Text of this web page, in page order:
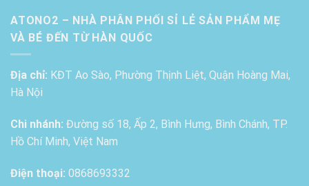
ATONO2 – NHÀ PHÂN PHỐI SỈ LẺ SẢN PHẨM MẸ
VÀ BÉ ĐẾN TỪ HÀN QUỐC
Địa chỉ: KĐT Ao Sào, Phường Thịnh Liệt, Quận Hoàng Mai,
Hà Nội
Chi nhánh: Đường số 18, Ấp 2, Bình Hưng, Bình Chánh, TP.
Hồ Chí Minh, Việt Nam
Điện thoại: 0868693332